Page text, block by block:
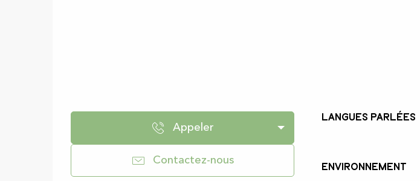
Appeler
Contactez-nous
Langues parlées
Langues parlées
Environnement
Environnement